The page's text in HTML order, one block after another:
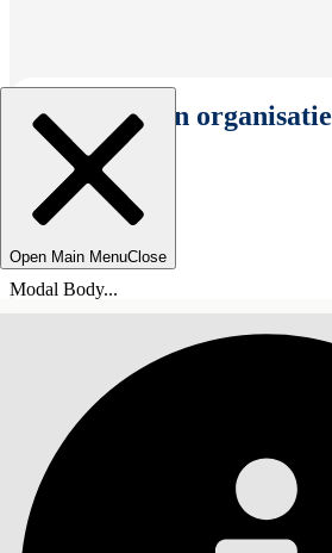
Selecteer een organisatie
Open Main MenuClose
Modal Body...
INHOUDSOPGAVE